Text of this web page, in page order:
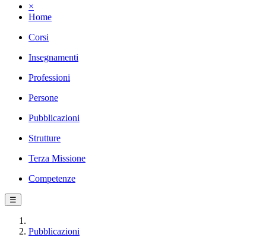
×
Home
Corsi
Insegnamenti
Professioni
Persone
Pubblicazioni
Strutture
Terza Missione
Competenze
☰
Pubblicazioni